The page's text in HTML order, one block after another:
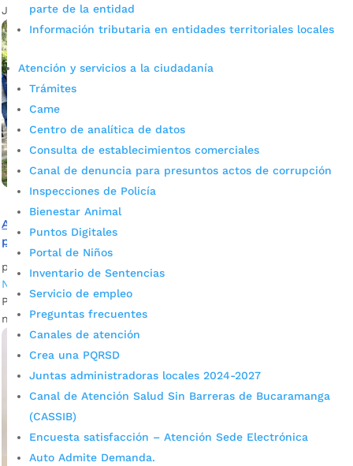
parte de la entidad
Información tributaria en entidades territoriales locales
Atención y servicios a la ciudadanía
Trámites
Came
Centro de analítica de datos
Consulta de establecimientos comerciales
Canal de denuncia para presuntos actos de corrupción
Inspecciones de Policía
Bienestar Animal
Puntos Digitales
Portal de Niños
Inventario de Sentencias
Servicio de empleo
Preguntas frecuentes
Canales de atención
Crea una PQRSD
Juntas administradoras locales 2024-2027
Canal de Atención Salud Sin Barreras de Bucaramanga
(CASSIB)
Encuesta satisfacción – Atención Sede Electrónica
Auto Admite Demanda.
Jóvenes en Acción va hasta el 17 de julio próximo.
Así puede aplicar a uno de los 50 mil nuevos cupos del
programa Jóvenes en Acción
por Joselyn Osorio | Jun 7, 2022
Noticias
Prosperidad Social abrió 50 mil cupos a nivel nacional para
nuevos participantes de Jóvenes en Acción.